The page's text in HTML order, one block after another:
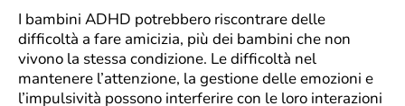
I bambini ADHD potrebbero riscontrare delle
difficoltà a fare amicizia, più dei bambini che non
vivono la stessa condizione. Le difficoltà nel
mantenere l’attenzione, la gestione delle emozioni e
l’impulsività possono interferire con le loro interazioni